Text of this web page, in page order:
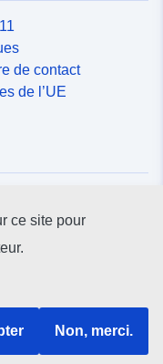
de contact
de l’UE
ce site pour
Non, merci.